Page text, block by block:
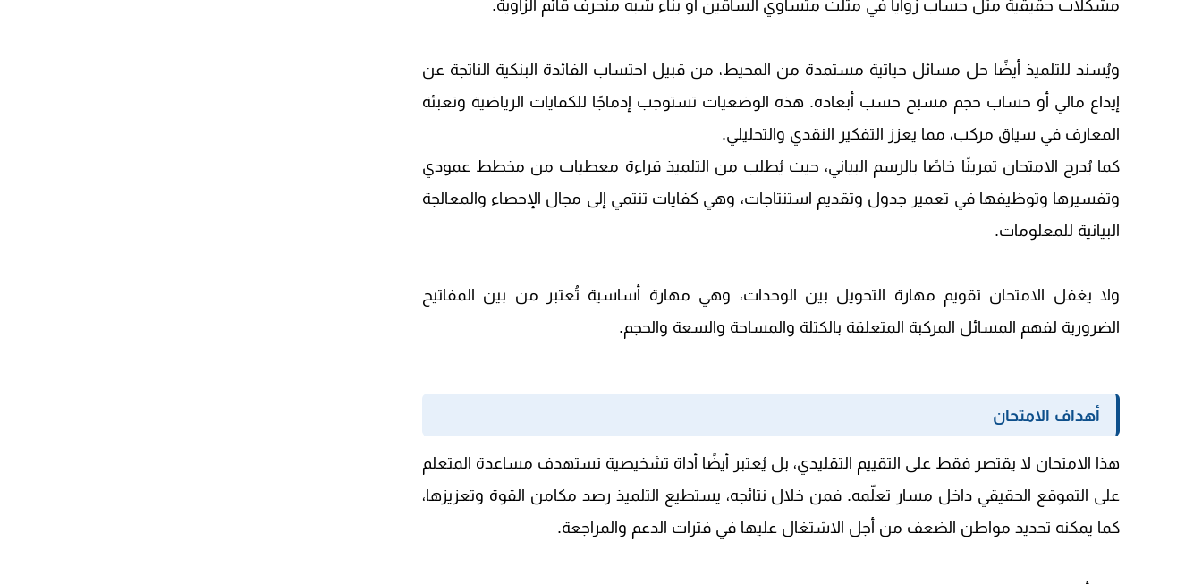
مشكلات حقيقية مثل حساب زوايا في مثلث متساوي الساقين أو بناء شبه منحرف قائم الزاوية.
ويُسند للتلميذ أيضًا حل مسائل حياتية مستمدة من المحيط، من قبيل احتساب الفائدة البنكية الناتجة عن
إيداع مالي أو حساب حجم مسبح حسب أبعاده. هذه الوضعيات تستوجب إدماجًا للكفايات الرياضية وتعبئة
المعارف في سياق مركب، مما يعزز التفكير النقدي والتحليلي.
كما يُدرج الامتحان تمرينًا خاصًا بالرسم البياني، حيث يُطلب من التلميذ قراءة معطيات من مخطط عمودي
وتفسيرها وتوظيفها في تعمير جدول وتقديم استنتاجات، وهي كفايات تنتمي إلى مجال الإحصاء والمعالجة
البيانية للمعلومات.
ولا يغفل الامتحان تقويم مهارة التحويل بين الوحدات، وهي مهارة أساسية تُعتبر من بين المفاتيح
الضرورية لفهم المسائل المركبة المتعلقة بالكتلة والمساحة والسعة والحجم.
أهداف الامتحان
هذا الامتحان لا يقتصر فقط على التقييم التقليدي، بل يُعتبر أيضًا أداة تشخيصية تستهدف مساعدة المتعلم
على التموقع الحقيقي داخل مسار تعلّمه. فمن خلال نتائجه، يستطيع التلميذ رصد مكامن القوة وتعزيزها،
كما يمكنه تحديد مواطن الضعف من أجل الاشتغال عليها في فترات الدعم والمراجعة.